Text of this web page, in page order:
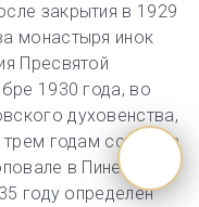
закрытия в 1929
монастыря инок
Пресвятой
1930 года, во
духовенства,
годам ссылки в
в Пинеге,
году определен